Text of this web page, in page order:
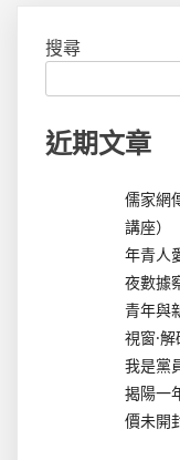
搜尋
近期文章
儒家網
講座）
年青人
夜數據
青年與
視窗·
我是黨
揭陽一
價未開